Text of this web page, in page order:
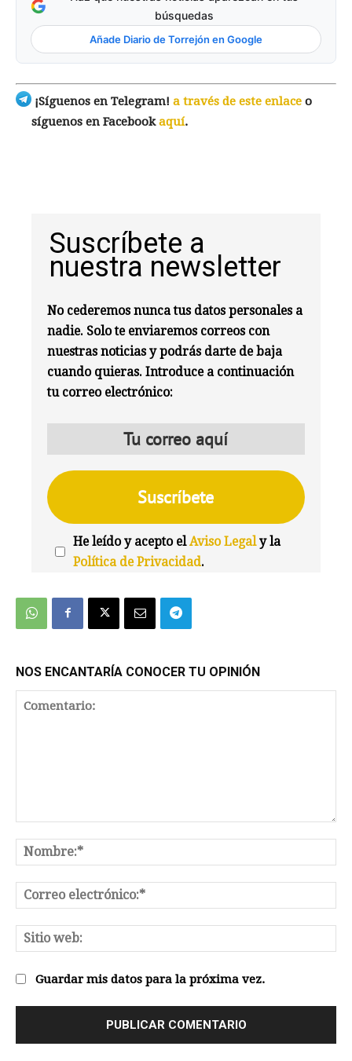
búsquedas
Añade Diario de Torrejón en Google
¡Síguenos en Telegram! a través de este enlace o
síguenos en Facebookaquí.
Suscríbete a
nuestra newsletter
No cederemos nunca tus datos personales a
nadie. Solo te enviaremos correos con
nuestras noticias y podrás darte de baja
cuando quieras. Introduce a continuación
tu correo electrónico:
He leído y acepto elAviso Legaly la
Política de Privacidad.
NOS ENCANTARÍA CONOCER TU OPINIÓN
Guardar mis datos para la próxima vez.